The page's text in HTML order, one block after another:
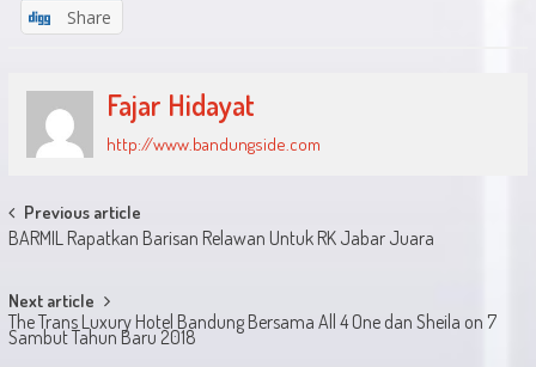
Share
Fajar Hidayat
http://www.bandungside.com
Post
navigation
Previous article
BARMIL Rapatkan Barisan Relawan Untuk RK Jabar Juara
Next article
The Trans Luxury Hotel Bandung Bersama All 4 One dan Sheila on 7
Sambut Tahun Baru 2018